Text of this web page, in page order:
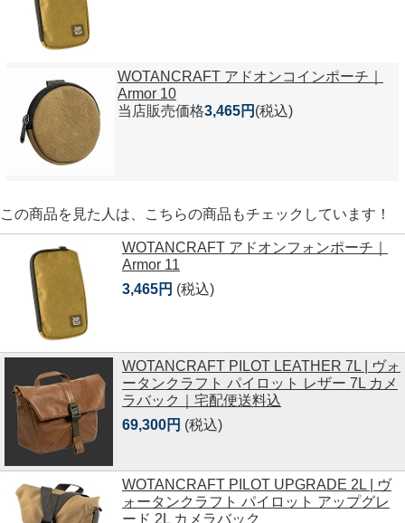
WOTANCRAFT アドオンコインポーチ｜
Armor 10
当店販売価格3,465円 (税込)
この商品を見た人は、こちらの商品もチェックしています！
WOTANCRAFT アドオンフォンポーチ｜
Armor 11
3,465円 (税込)
WOTANCRAFT PILOT LEATHER 7L | ヴォ
ータンクラフト パイロット レザー 7L カメ
ラバック｜宅配便送料込
69,300円 (税込)
WOTANCRAFT PILOT UPGRADE 2L | ヴ
ォータンクラフト パイロット アップグレ
ード 2L カメラバック